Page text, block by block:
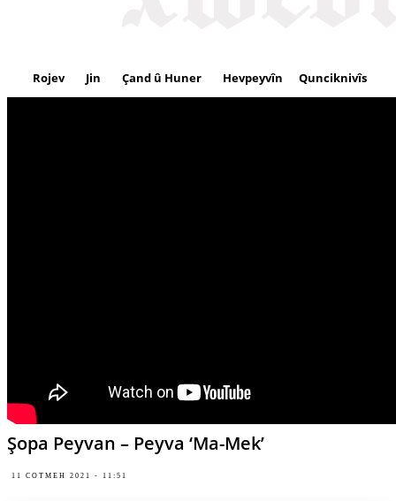
Rojev Jin Çand û Huner Hevpeyvîn Qunciknivîs
Şopa Peyvan – Peyva ‘Ma-Mek’
11 COTMEH 2021 - 11:51